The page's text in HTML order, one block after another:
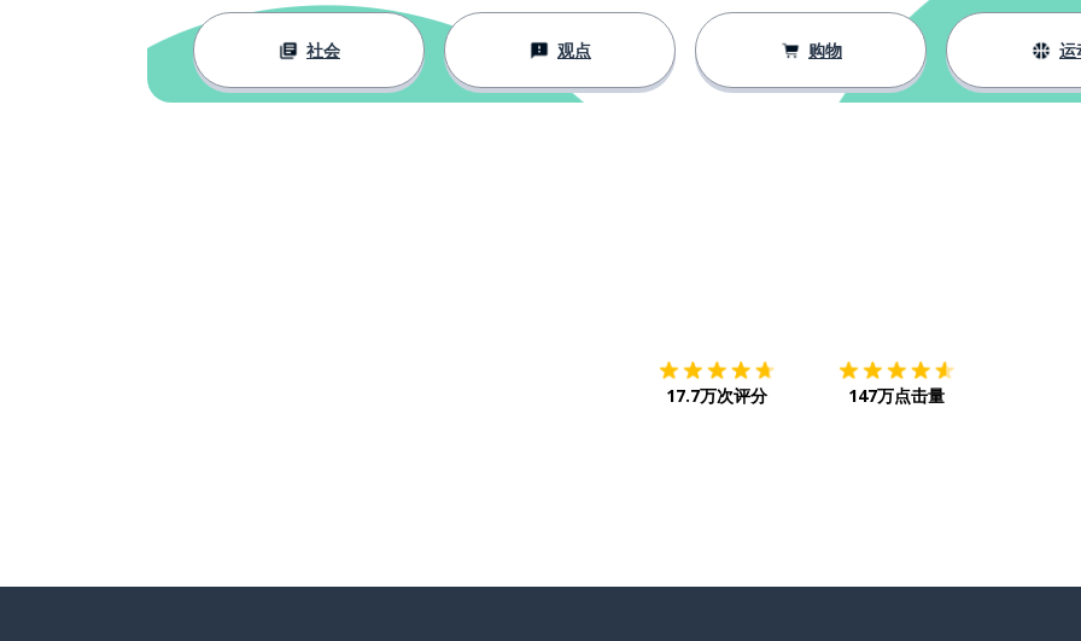
社会 观点 购物 运
17.7万次评分 147万点击量